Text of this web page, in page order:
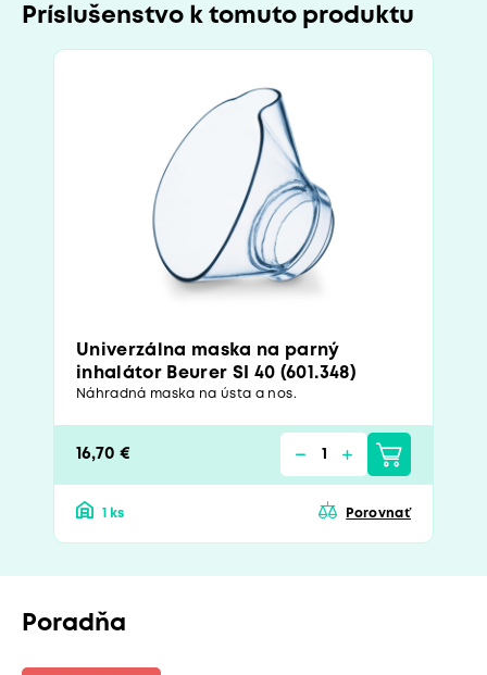
Príslušenstvo k tomuto produktu
Univerzálna maska na parný
inhalátor Beurer SI 40 (601.348)
Náhradná maska na ústa a nos.
16,70 €
1 ks Porovnať
Poradňa